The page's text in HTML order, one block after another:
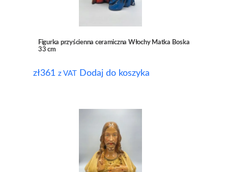
Figurka przyścienna ceramiczna Włochy Matka Boska
33 cm
zł361 z VAT Dodaj do koszyka